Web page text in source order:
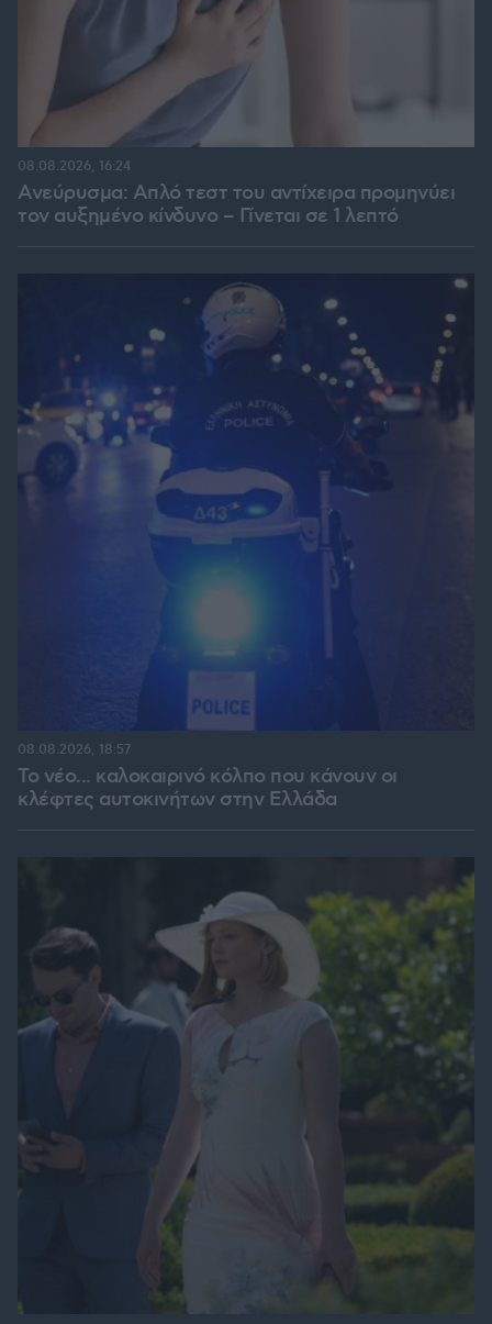
Ανεύρυσμα: Απλό τεστ του αντίχειρα προμηνύει
τον αυξημένο κίνδυνο – Γίνεται σε 1 λεπτό
08.08.2026, 16:24
Το νέο... καλοκαιρινό κόλπο που κάνουν οι
κλέφτες αυτοκινήτων στην Ελλάδα
08.08.2026, 18:57